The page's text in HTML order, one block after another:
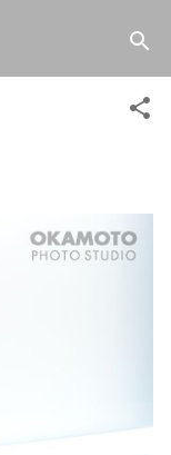
に移動